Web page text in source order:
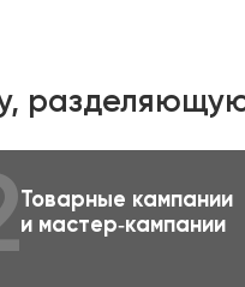
Товарные кампании
и мастер‑кампании